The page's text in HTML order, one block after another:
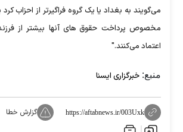
می‌گویند به بغداد یا یک گروه فراگیرتر از احزاب
مخصوص پرداخت حقوق های آنها بیشتر از
اعتماد می‌کنند."
منبع: خبرگزاری ایسنا
https://aftabnews.ir/003Uxk گزارش خطا